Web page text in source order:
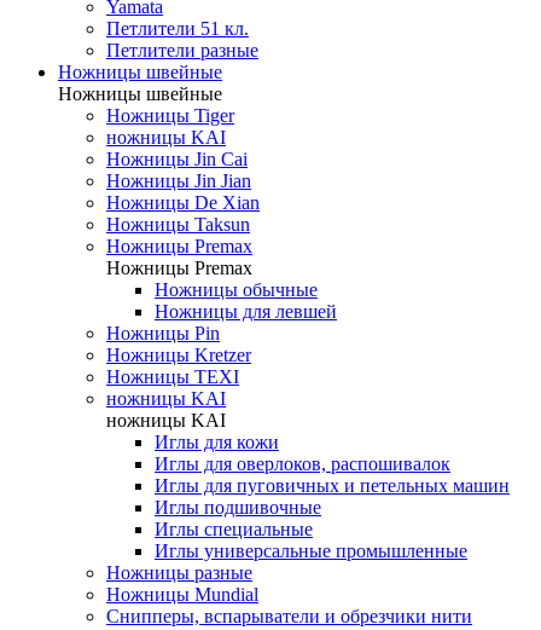
Yamata
Петлители 51 кл.
Петлители разные
Ножницы швейные
Ножницы швейные
Ножницы Tiger
ножницы KAI
Ножницы Jin Cai
Ножницы Jin Jian
Ножницы De Xian
Ножницы Taksun
Ножницы Premax
Ножницы Premax
Ножницы обычные
Ножницы для левшей
Ножницы Pin
Ножницы Kretzer
Ножницы TEXI
ножницы KAI
ножницы KAI
Иглы для кожи
Иглы для оверлоков, распошивалок
Иглы для пуговичных и петельных машин
Иглы подшивочные
Иглы специальные
Иглы универсальные промышленные
Ножницы разные
Ножницы Mundial
Снипперы, вспарыватели и обрезчики нити